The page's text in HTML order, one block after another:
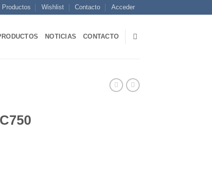
Productos Wishlist Contacto Acceder
NOTICIAS CONTACTO